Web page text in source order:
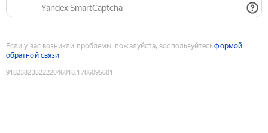
Yandex SmartCaptcha
Если у вас возникли проблемы, пожалуйста, воспользуйтесьформой
обратной связи
9182382352222046018:1786095601